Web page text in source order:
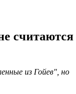
считаются
из Гойев", но